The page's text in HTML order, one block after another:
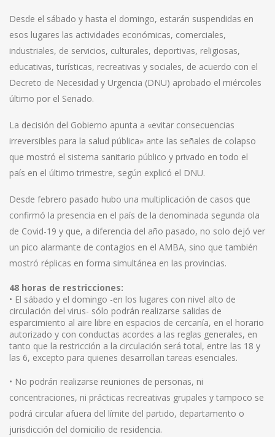
Desde el sábado y hasta el domingo, estarán suspendidas en
esos lugares las actividades económicas, comerciales,
industriales, de servicios, culturales, deportivas, religiosas,
educativas, turísticas, recreativas y sociales, de acuerdo con el
Decreto de Necesidad y Urgencia (DNU) aprobado el miércoles
último por el Senado.
La decisión del Gobierno apunta a «evitar consecuencias
irreversibles para la salud pública» ante las señales de colapso
que mostró el sistema sanitario público y privado en todo el
país en el último trimestre, según explicó el DNU.
Desde febrero pasado hubo una multiplicación de casos que
confirmó la presencia en el país de la denominada segunda ola
de Covid-19 y que, a diferencia del año pasado, no solo dejó ver
un pico alarmante de contagios en el AMBA, sino que también
mostró réplicas en forma simultánea en las provincias.
48 horas de restricciones:
• El sábado y el domingo -en los lugares con nivel alto de
circulación del virus- sólo podrán realizarse salidas de
esparcimiento al aire libre en espacios de cercanía, en el horario
autorizado y con conductas acordes a las reglas generales, en
tanto que la restricción a la circulación será total, entre las 18 y
las 6, excepto para quienes desarrollan tareas esenciales.
• No podrán realizarse reuniones de personas, ni
concentraciones, ni prácticas recreativas grupales y tampoco se
podrá circular afuera del límite del partido, departamento o
jurisdicción del domicilio de residencia.